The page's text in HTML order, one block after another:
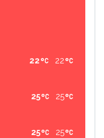
22
22
25
25
25
25